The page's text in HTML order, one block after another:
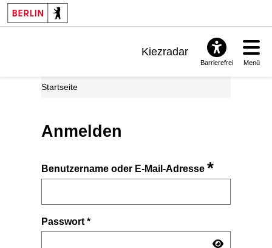
Kiezradar
Barrierefrei Menü
Startseite
Anmelden
Benutzername oder E-Mail-Adresse*
Passwort*